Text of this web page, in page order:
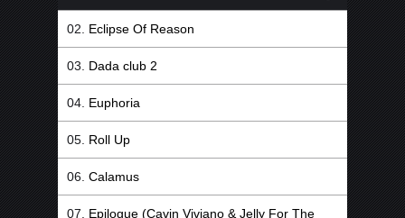
Eclipse Of Reason
Dada club 2
Euphoria
Roll Up
Calamus
Epilogue (Cavin Viviano & Jelly For The